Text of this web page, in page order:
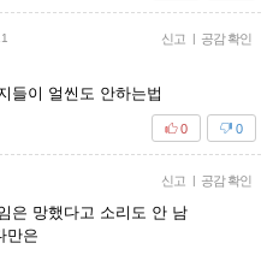
신고 | 공감 확인
들이 얼씬도 안하는법
0
0
신고 | 공감 확인
은 망했다고 소리도 안 남
만은